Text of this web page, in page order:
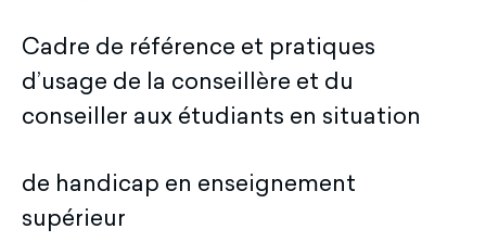
Cadre de référence et pratiques
d’usage de la conseillère et du
conseiller aux étudiants en situation
de handicap en enseignement
supérieur